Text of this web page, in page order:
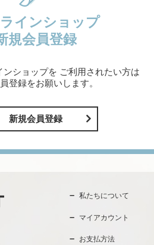
インショップ
規会員登録
ンショップを ご利用されたい方は
登録をお願いします。
新規会員登録
私たちについて
マイアカウント
お支払方法